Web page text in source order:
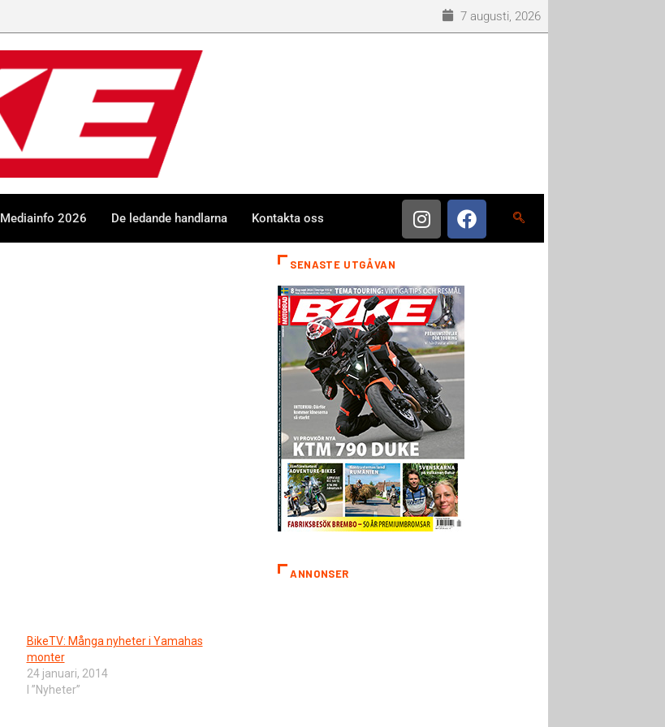
7 augusti, 2026
Mediainfo 2026 De ledande handlarna Kontakta oss
BikeTV: Många nyheter i Yamahas
monter
24 januari, 2014
I ”Nyheter”
SENASTE UTGÅVAN
ANNONSER